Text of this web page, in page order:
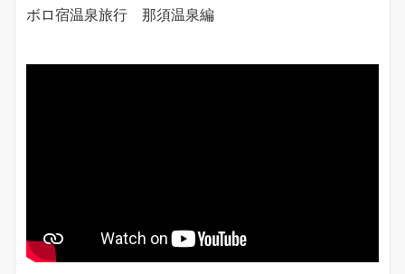
ボロ宿温泉旅行 那須温泉編